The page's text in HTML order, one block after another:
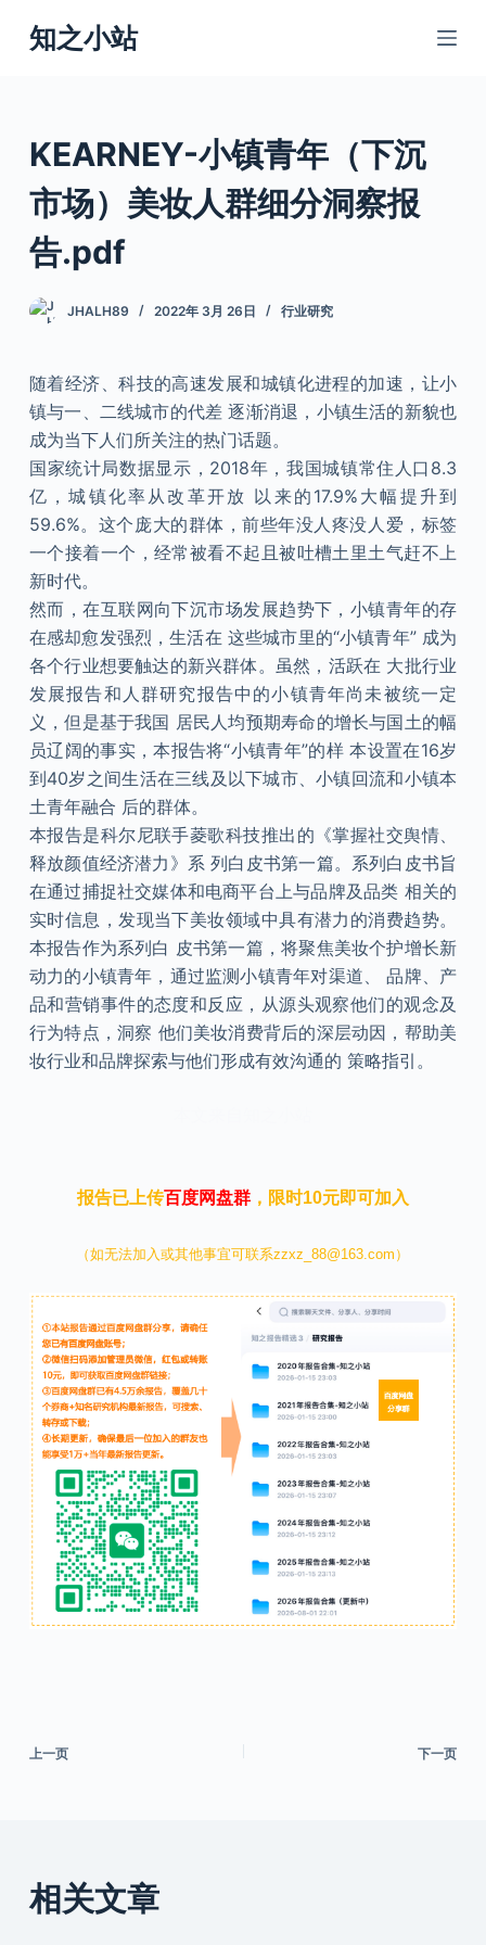
跳
过
知之小站
KEARNEY-小镇青年（下沉
市场）美妆人群细分洞察报
告.pdf
JHALH89 2022年 3月 26日 行业研究
随着经济、科技的高速发展和城镇化进程的加速，让小
镇与一、二线城市的代差 逐渐消退，小镇生活的新貌也
成为当下人们所关注的热门话题。
国家统计局数据显示，2018年，我国城镇常住人口8.3
亿，城镇化率从改革开放 以来的17.9%大幅提升到
59.6%。这个庞大的群体，前些年没人疼没人爱，标签
一个接着一个，经常被看不起且被吐槽土里土气赶不上
新时代。
然而，在互联网向下沉市场发展趋势下，小镇青年的存
在感却愈发强烈，生活在 这些城市里的“小镇青年” 成为
各个行业想要触达的新兴群体。虽然，活跃在 大批行业
发展报告和人群研究报告中的小镇青年尚未被统一定
义，但是基于我国 居民人均预期寿命的增长与国土的幅
员辽阔的事实，本报告将“小镇青年”的样 本设置在16岁
到40岁之间生活在三线及以下城市、小镇回流和小镇本
土青年融合 后的群体。
本报告是科尔尼联手菱歌科技推出的《掌握社交舆情、
释放颜值经济潜力》系 列白皮书第一篇。系列白皮书旨
在通过捕捉社交媒体和电商平台上与品牌及品类 相关的
实时信息，发现当下美妆领域中具有潜力的消费趋势。
本报告作为系列白 皮书第一篇，将聚焦美妆个护增长新
动力的小镇青年，通过监测小镇青年对渠道、 品牌、产
品和营销事件的态度和反应，从源头观察他们的观念及
行为特点，洞察 他们美妆消费背后的深层动因，帮助美
妆行业和品牌探索与他们形成有效沟通的 策略指引。
报告已上传百度网盘群，限时10元即可加入
（如无法加入或其他事宜可联系zzxz_88@163.com）
上一页 下一页
相关文章